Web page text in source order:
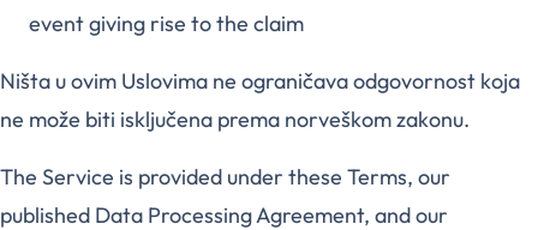
event giving rise to the claim
Ništa u ovim Uslovima ne ograničava odgovornost koja
ne može biti isključena prema norveškom zakonu.
The Service is provided under these Terms, our
published Data Processing Agreement, and our